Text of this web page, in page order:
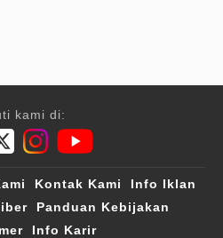
kami di:
Kontak Kami
Info Iklan
Panduan Kebijakan
Info Karir